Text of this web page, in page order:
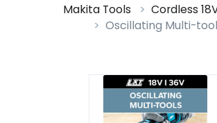
Makita Tools
Cordless
Oscillating Multi-